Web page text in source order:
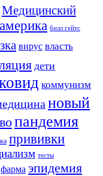
Медицинский
америка билл гейтс
вирус власть
дети
коммунизм
новый
пандемия
прививки
тесты
фарма эпидемия